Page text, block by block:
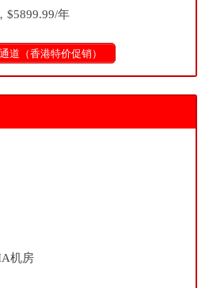
$5899.99/年
道（香港特价促销）
机房